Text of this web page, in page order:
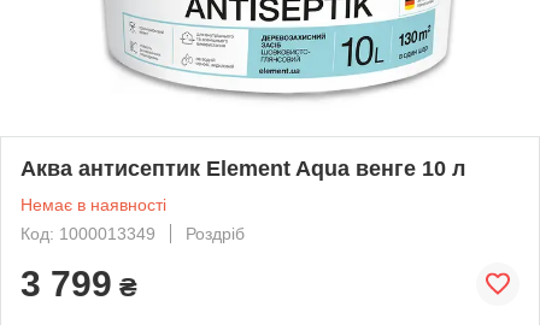
Аква антисептик Element Aqua венге 10 л
Немає в наявності
Код: 1000013349
Роздріб
3 799 ₴